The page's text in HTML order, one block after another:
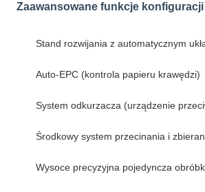
Zaawansowane funkcje konfiguracji
Stand rozwijania z automatycznym
Auto-EPC (kontrola papieru krawędzi)
System odkurzacza (urządzenie
Środkowy system przecinania i
Wysoce precyzyjna pojedyncza